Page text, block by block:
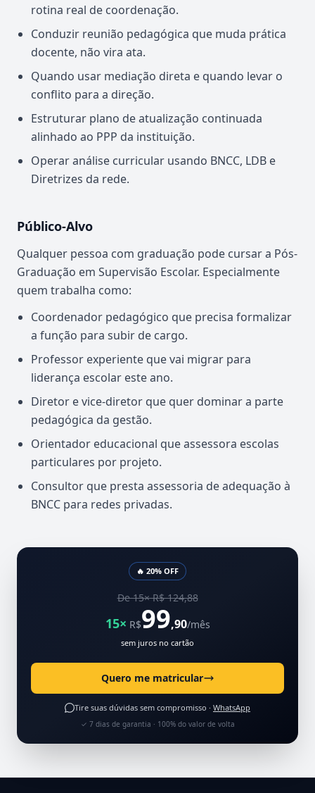
rotina real de coordenação.
Conduzir reunião pedagógica que muda prática
docente, não vira ata.
Quando usar mediação direta e quando levar o
conflito para a direção.
Estruturar plano de atualização continuada
alinhado ao PPP da instituição.
Operar análise curricular usando BNCC, LDB e
Diretrizes da rede.
Público-Alvo
Qualquer pessoa com graduação pode cursar a Pós-
Graduação em Supervisão Escolar. Especialmente
quem trabalha como:
Coordenador pedagógico que precisa formalizar
a função para subir de cargo.
Professor experiente que vai migrar para
liderança escolar este ano.
Diretor e vice-diretor que quer dominar a parte
pedagógica da gestão.
Orientador educacional que assessora escolas
particulares por projeto.
Consultor que presta assessoria de adequação à
BNCC para redes privadas.
🔥 20% OFF
De 15× R$ 124,88
15× R$99,90/mês
sem juros no cartão
Quero me matricular
Tire suas dúvidas sem compromisso · WhatsApp
✓ 7 dias de garantia · 100% do valor de volta